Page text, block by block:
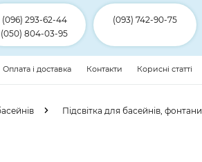
(096) 293-62-44
(050) 804-03-95
(093) 742-90-75
Оплата і доставка Контакти Корисні статті
Підсвітка для басейнів, фонтани